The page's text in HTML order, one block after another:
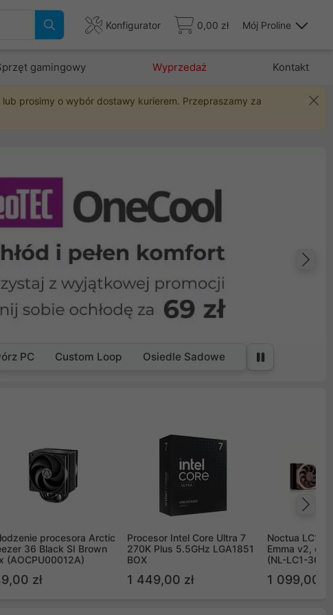
Konfigurator 0,00 zł Mój Proline
gamingowy Wyprzedaż Kontakt
prosimy o wybór dostawy kurierem. Przepraszamy za
PC Custom Loop Osiedle Sadowe
procesora Arctic
36 Black SI Brown
(AOCPU00012A)
zł
Procesor Intel Core Ultra 7
270K Plus 5.5GHz LGA1851
BOX
1 449,00 zł
Noctua LC1
Emma v2,
(NL-LC1-36)
1 099,00 zł